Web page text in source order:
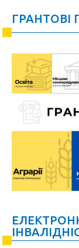
ГРАНТОВІ